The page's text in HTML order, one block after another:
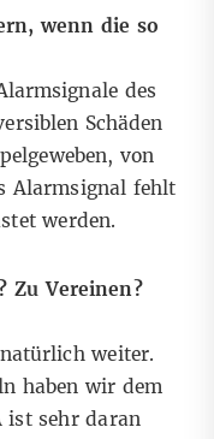
wenn die so
des
Schäden
von
Alarmsignal fehlt
werden.
Zu Vereinen?
weiter.
haben wir dem
ist sehr daran